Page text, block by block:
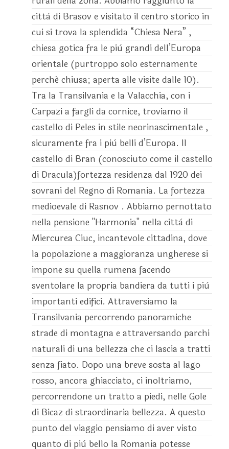
città di Brasov e visitato il centro storico in
cui si trova la splendida “Chiesa Nera” ,
chiesa gotica fra le più grandi dell’Europa
orientale (purtroppo solo esternamente
perché chiusa; aperta alle visite dalle 10).
Tra la Transilvania e la Valacchia, con i
Carpazi a fargli da cornice, troviamo il
castello di Peles in stile neorinascimentale ,
sicuramente fra i più belli d’Europa. Il
castello di Bran (conosciuto come il castello
di Dracula)fortezza residenza dal 1920 dei
sovrani del Regno di Romania. La fortezza
medioevale di Rasnov . Abbiamo pernottato
nella pensione "Harmonia" nella città di
Miercurea Ciuc, incantevole cittadina, dove
la popolazione a maggioranza ungherese si
impone su quella rumena facendo
sventolare la propria bandiera da tutti i più
importanti edifici. Attraversiamo la
Transilvania percorrendo panoramiche
strade di montagna e attraversando parchi
naturali di una bellezza che ci lascia a tratti
senza fiato. Dopo una breve sosta al lago
rosso, ancora ghiacciato, ci inoltriamo,
percorrendone un tratto a piedi, nelle Gole
di Bicaz di straordinaria bellezza. A questo
punto del viaggio pensiamo di aver visto
quanto di più bello la Romania potesse